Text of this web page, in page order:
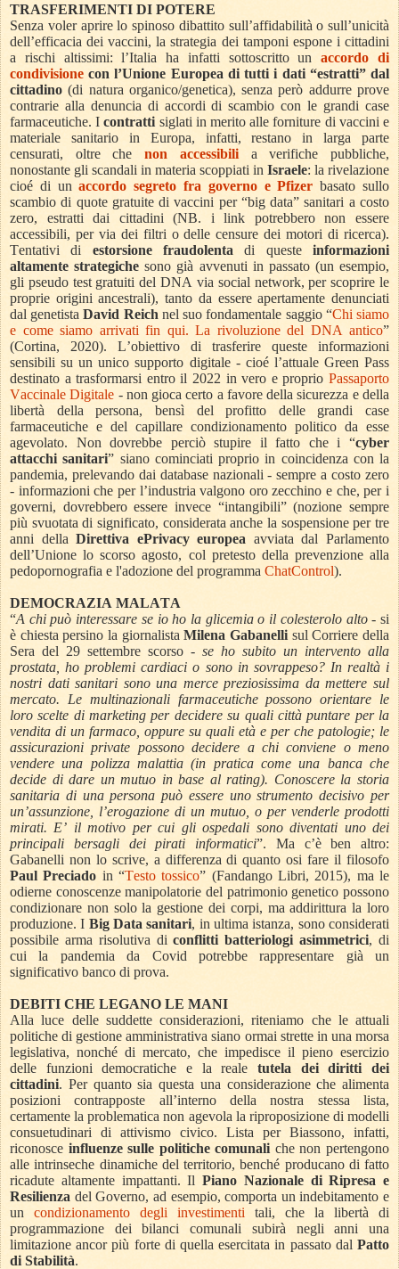
TRASFERIMENTI DI POTERE
Senza voler aprire lo spinoso dibattito sull’affidabilità o sull’unicità
dell’efficacia dei vaccini, la strategia dei tamponi espone i cittadini
a rischi altissimi: l’Italia ha infatti sottoscritto unaccordo di
condivisione con l’Unione Europea di tutti i dati “estratti” dal
cittadino (di natura organico/genetica), senza però addurre prove
contrarie alla denuncia di accordi di scambio con le grandi case
farmaceutiche. Icontratti siglati in merito alle forniture di vaccini e
materiale sanitario in Europa, infatti, restano in larga parte
censurati, oltre chenon accessibilia verifiche pubbliche,
nonostante gli scandali in materia scoppiati in Israele: la rivelazione
cioé di unaccordo segreto fra governo e Pfizer basato sullo
scambio di quote gratuite di vaccini per “big data” sanitari a costo
zero, estratti dai cittadini (NB. i link potrebbero non essere
accessibili, per via dei filtri o delle censure dei motori di ricerca).
Tentativi di estorsione fraudolenta di questeinformazioni
altamente strategiche sono già avvenuti in passato (un esempio,
gli pseudo test gratuiti del DNA via social network, per scoprire le
proprie origini ancestrali), tanto da essere apertamente denunciati
dal genetistaDavid Reich nel suo fondamentale saggio “Chi siamo
e come siamo arrivati fin qui. La rivoluzione del DNA antico”
(Cortina, 2020). L’obiettivo di trasferire queste informazioni
sensibili su un unico supporto digitale - cioé l’attuale Green Pass
destinato a trasformarsi entro il 2022 in vero e proprio Passaporto
Vaccinale Digitale - non gioca certo a favore della sicurezza e della
libertà della persona, bensì del profitto delle grandi case
farmaceutiche e del capillare condizionamento politico da esse
agevolato. Non dovrebbe perciò stupire il fatto che i “cyber
attacchi sanitari” siano cominciati proprio in coincidenza con la
pandemia, prelevando dai database nazionali - sempre a costo zero
- informazioni che per l’industria valgono oro zecchino e che, per i
governi, dovrebbero essere invece “intangibili” (nozione sempre
più svuotata di significato, considerata anche la sospensione per tre
anni dellaDirettiva ePrivacy europea avviata dal Parlamento
dell’Unione lo scorso agosto, col pretesto della prevenzione alla
pedopornografia e l'adozione del programma ChatControl).
DEMOCRAZIA MALATA
“A chi può interessare se io ho la glicemia o il colesterolo alto- si
è chiesta persino la giornalistaMilena Gabanelli sul Corriere della
Sera del 29 settembre scorso - se ho subito un intervento alla
prostata, ho problemi cardiaci o sono in sovrappeso? In realtà i
nostri dati sanitari sono una merce preziosissima da mettere sul
mercato. Le multinazionali farmaceutiche possono orientare le
loro scelte di marketing per decidere su quali città puntare per la
vendita di un farmaco, oppure su quali età e per che patologie; le
assicurazioni private possono decidere a chi conviene o meno
vendere una polizza malattia (in pratica come una banca che
decide di dare un mutuo in base al rating). Conoscere la storia
sanitaria di una persona può essere uno strumento decisivo per
un’assunzione, l’erogazione di un mutuo, o per venderle prodotti
mirati. E’ il motivo per cui gli ospedali sono diventati uno dei
principali bersagli dei pirati informatici”. Ma c’è ben altro:
Gabanelli non lo scrive, a differenza di quanto osi fare il filosofo
Paul Preciado in “Testo tossico” (Fandango Libri, 2015), ma le
odierne conoscenze manipolatorie del patrimonio genetico possono
condizionare non solo la gestione dei corpi, ma addirittura la loro
produzione. I Big Data sanitari, in ultima istanza, sono considerati
possibile arma risolutiva diconflitti batteriologi asimmetrici, di
cui la pandemia da Covid potrebbe rappresentare già un
significativo banco di prova.
DEBITI CHE LEGANO LE MANI
Alla luce delle suddette considerazioni, riteniamo che le attuali
politiche di gestione amministrativa siano ormai strette in una morsa
legislativa, nonché di mercato, che impedisce il pieno esercizio
delle funzioni democratiche e la reale tutela dei diritti dei
cittadini. Per quanto sia questa una considerazione che alimenta
posizioni contrapposte all’interno della nostra stessa lista,
certamente la problematica non agevola la riproposizione di modelli
consuetudinari di attivismo civico. Lista per Biassono, infatti,
riconosce influenze sulle politiche comunali che non pertengono
alle intrinseche dinamiche del territorio, benché producano di fatto
ricadute altamente impattanti. Il Piano Nazionale di Ripresa e
Resilienza del Governo, ad esempio, comporta un indebitamento e
un condizionamento degli investimenti tali, che la libertà di
programmazione dei bilanci comunali subirà negli anni una
limitazione ancor più forte di quella esercitata in passato dal Patto
di Stabilità.